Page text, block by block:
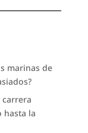
marinas de
hasta la